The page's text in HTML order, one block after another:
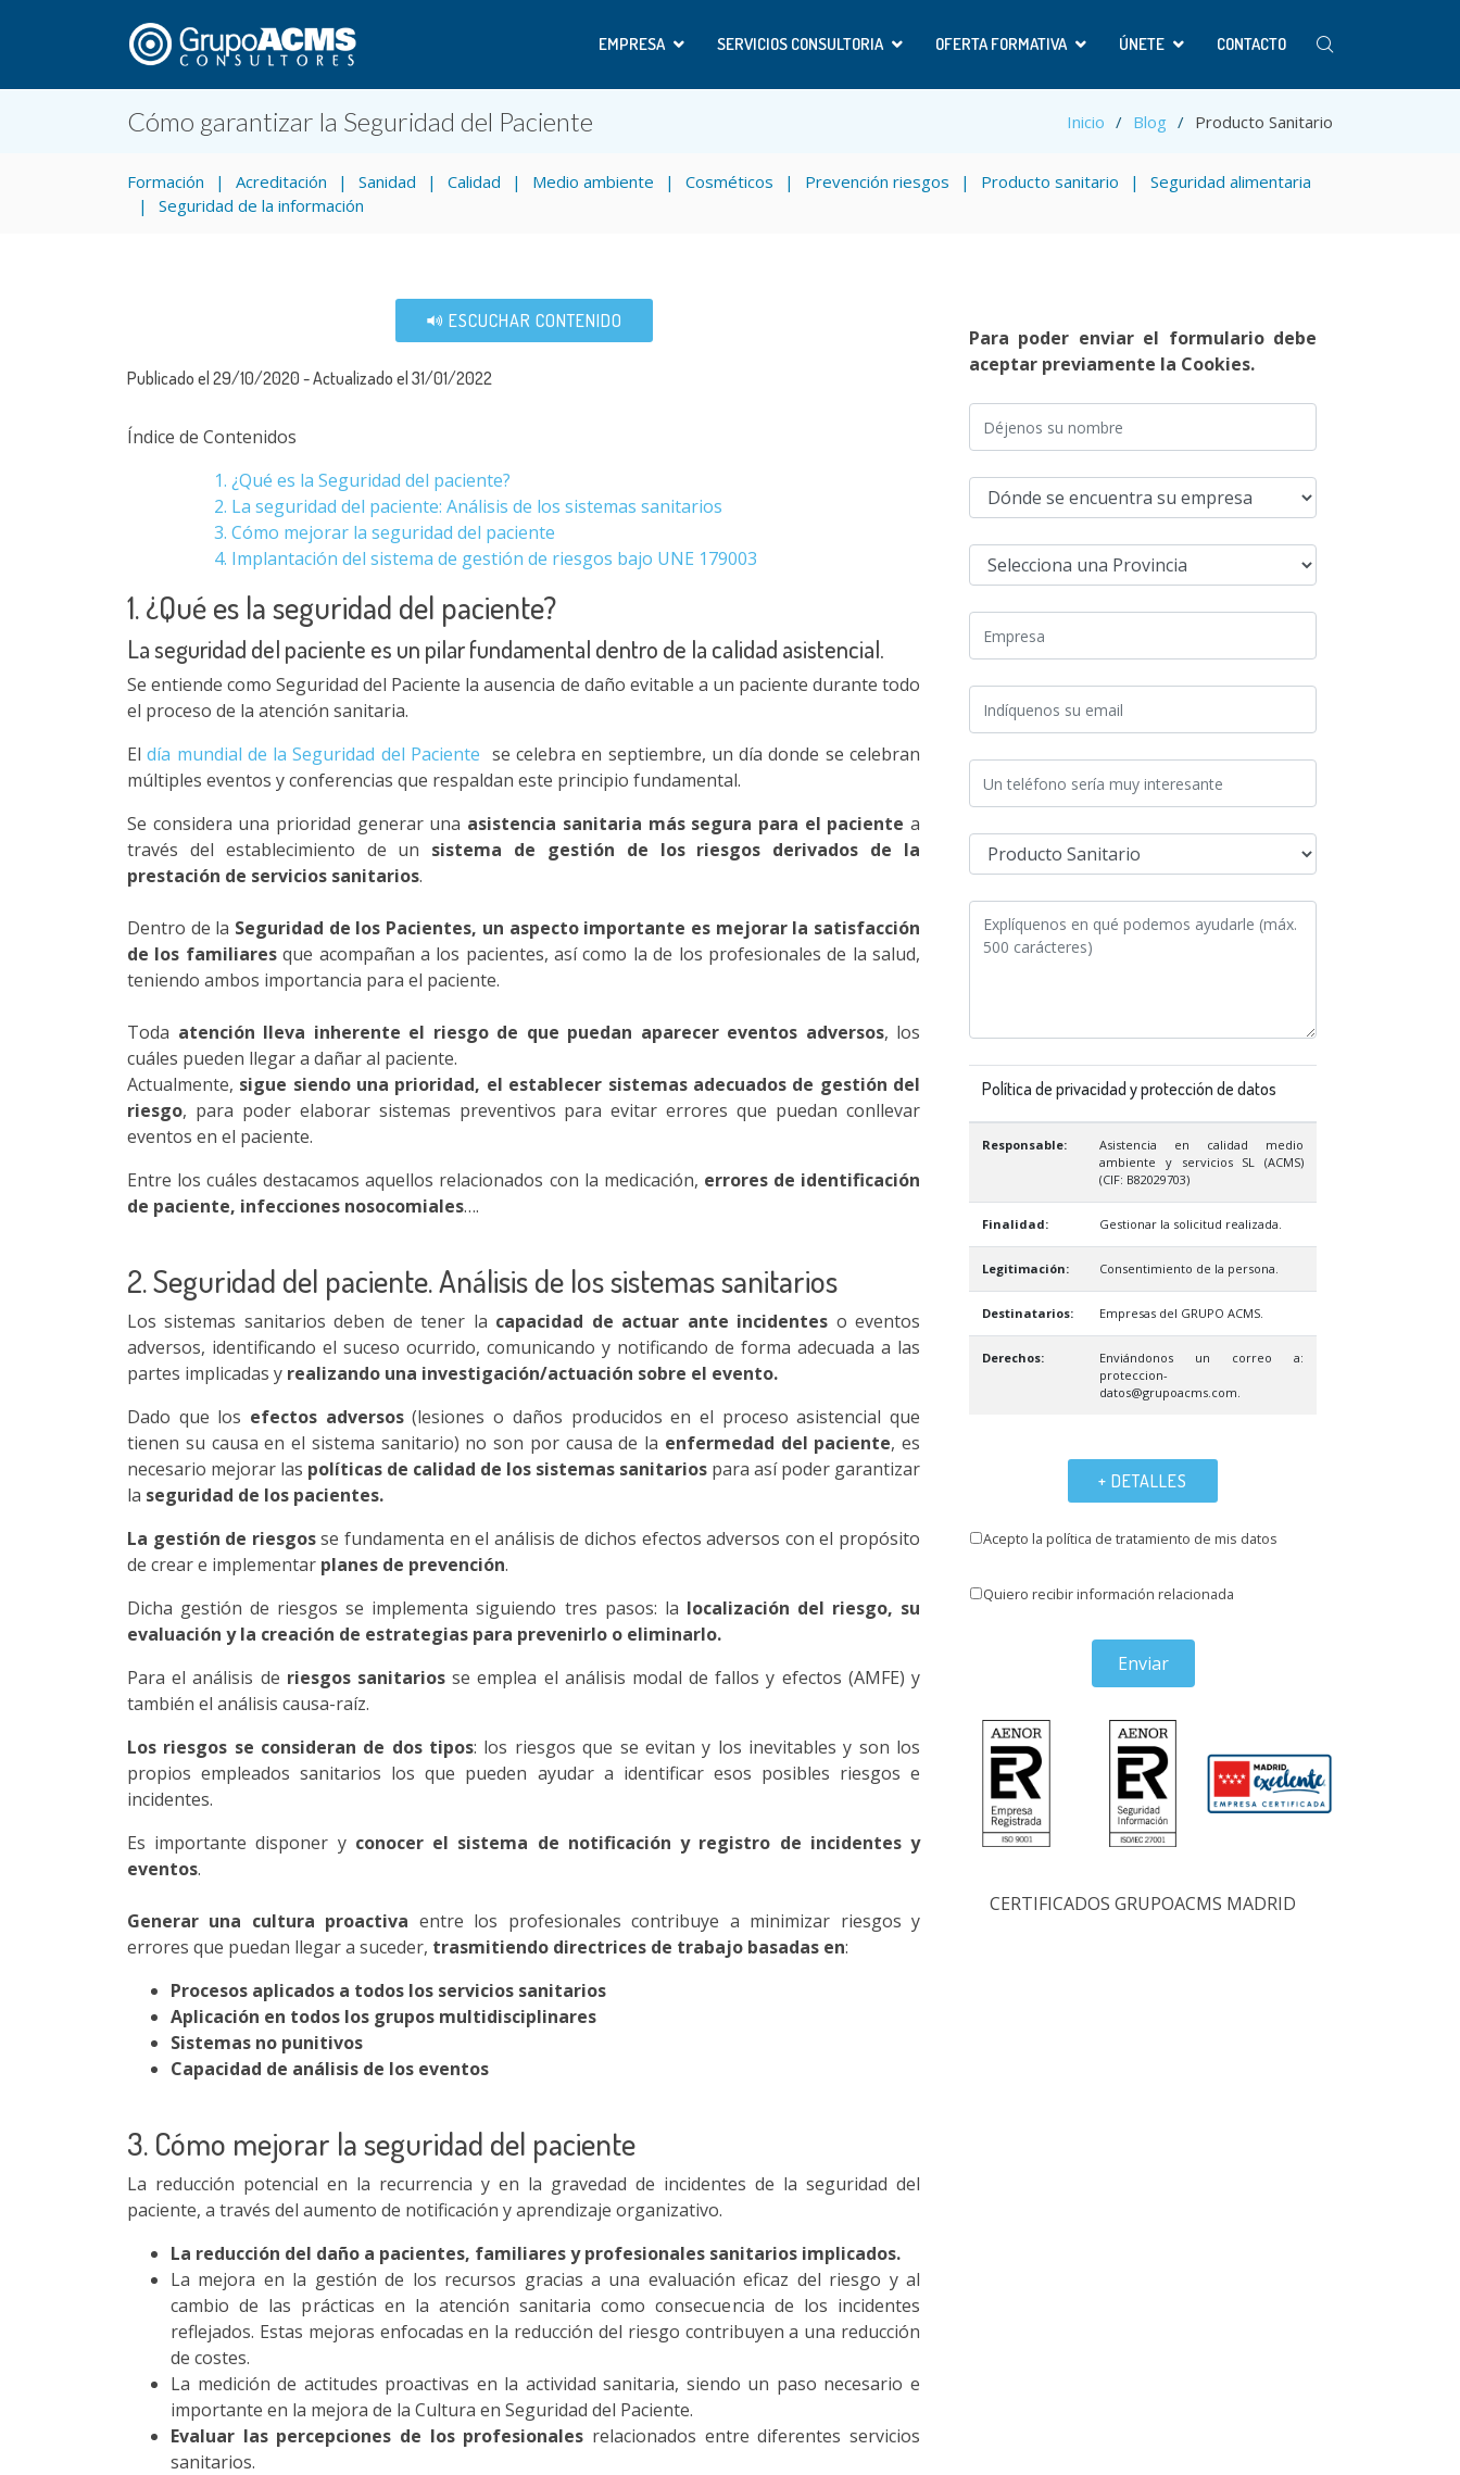
EMPRESA SERVICIOS CONSULTORIA OFERTA FORMATIVA ÚNETE CONTACTO
Cómo garantizar la Seguridad del Paciente Inicio Blog Producto Sanitario
Formación Acreditación Sanidad Calidad Medio ambiente Cosméticos Prevención riesgos Producto sanitario
Seguridad alimentaria
Seguridad de la información
ESCUCHAR CONTENIDO
Publicado el 29/10/2020 - Actualizado el 31/01/2022
Índice de Contenidos
1. ¿Qué es la Seguridad del paciente?
2. La seguridad del paciente: Análisis de los sistemas sanitarios
3. Cómo mejorar la seguridad del paciente
4. Implantación del sistema de gestión de riesgos bajo UNE 179003
1. ¿Qué es la seguridad del paciente?
La seguridad del paciente es un pilar fundamental dentro de la calidad asistencial.
Se entiende como Seguridad del Paciente la ausencia de daño evitable a un paciente durante todo
el proceso de la atención sanitaria.
Eldía mundial de la Seguridad del Paciente se celebra en septiembre, un día donde se celebran
múltiples eventos y conferencias que respaldan este principio fundamental.
Se considera una prioridad generar una asistencia sanitaria más segura para el paciente a
través del establecimiento de un sistema de gestión de los riesgos derivados de la
prestación de servicios sanitarios.
Dentro de la Seguridad de los Pacientes, un aspecto importante es mejorar la satisfacción
de los familiaresque acompañan a los pacientes, así como la de los profesionales de la salud,
teniendo ambos importancia para el paciente.
Toda atención lleva inherente el riesgo de que puedan aparecer eventos adversos, los
cuáles pueden llegar a dañar al paciente.
Actualmente, sigue siendo una prioridad, el establecer sistemas adecuados de gestión del
riesgo, para poder elaborar sistemas preventivos para evitar errores que puedan conllevar
eventos en el paciente.
Entre los cuáles destacamos aquellos relacionados con la medicación, errores de identificación
de paciente, infecciones nosocomiales….
2. Seguridad del paciente. Análisis de los sistemas sanitarios
Los sistemas sanitarios deben de tener la capacidad de actuar ante incidentes o eventos
adversos, identificando el suceso ocurrido, comunicando y notificando de forma adecuada a las
partes implicadas y realizando una investigación/actuación sobre el evento.
Dado que los efectos adversos(lesiones o daños producidos en el proceso asistencial que
tienen su causa en el sistema sanitario) no son por causa de la enfermedad del paciente, es
necesario mejorar las políticas de calidad de los sistemas sanitarios para así poder garantizar
la seguridad de los pacientes.
La gestión de riesgosse fundamenta en el análisis de dichos efectos adversos con el propósito
de crear e implementar planes de prevención.
Dicha gestión de riesgos se implementa siguiendo tres pasos: la localización del riesgo, su
evaluación y la creación de estrategias para prevenirlo o eliminarlo.
Para el análisis de riesgos sanitariosse emplea el análisis modal de fallos y efectos (AMFE) y
también el análisis causa-raíz.
Los riesgos se consideran de dos tipos: los riesgos que se evitan y los inevitables y son los
propios empleados sanitarios los que pueden ayudar a identificar esos posibles riesgos e
incidentes.
Es importante disponer y conocer el sistema de notificación y registro de incidentes y
eventos.
Generar una cultura proactiva entre los profesionales contribuye a minimizar riesgos y
errores que puedan llegar a suceder, trasmitiendo directrices de trabajo basadas en:
Procesos aplicados a todos los servicios sanitarios
Aplicación en todos los grupos multidisciplinares
Sistemas no punitivos
Capacidad de análisis de los eventos
3. Cómo mejorar la seguridad del paciente
La reducción potencial en la recurrencia y en la gravedad de incidentes de la seguridad del
paciente, a través del aumento de notificación y aprendizaje organizativo.
La reducción del daño a pacientes, familiares y profesionales sanitarios implicados.
La mejora en la gestión de los recursos gracias a una evaluación eficaz del riesgo y al
cambio de las prácticas en la atención sanitaria como consecuencia de los incidentes
reflejados. Estas mejoras enfocadas en la reducción del riesgo contribuyen a una reducción
de costes.
La medición de actitudes proactivas en la actividad sanitaria, siendo un paso necesario e
importante en la mejora de la Cultura en Seguridad del Paciente.
Evaluar las percepciones de los profesionales relacionados entre diferentes servicios
sanitarios.
Para poder enviar el formulario debe
aceptar previamente la Cookies.
Política de privacidad y protección de datos
Responsable:
Asistencia en calidad medio
ambiente y servicios SL (ACMS)
(CIF: B82029703)
Finalidad: Gestionar la solicitud realizada.
Legitimación: Consentimiento de la persona.
Destinatarios: Empresas del GRUPO ACMS.
Derechos:
Enviándonos un correo a:
proteccion-
datos@grupoacms.com.
+ DETALLES
Acepto la política de tratamiento de mis datos
Quiero recibir información relacionada
Enviar
CERTIFICADOS GRUPOACMS MADRID